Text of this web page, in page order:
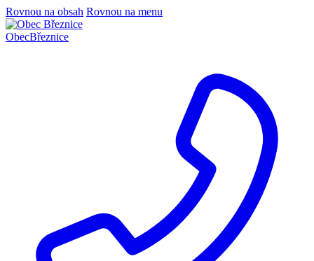
Rovnou na obsah Rovnou na menu
ObecBřeznice